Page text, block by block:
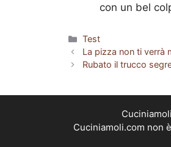
con un bel
Categorie
Test
La pizza non ti verrà
Rubato il trucco
Cuciniamoli.com non